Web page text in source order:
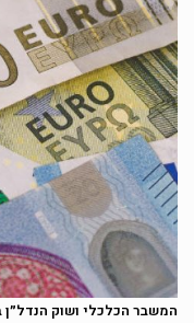
המשבר הכלכלי ושוק הנדל״ן